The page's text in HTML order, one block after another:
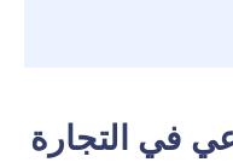
في التجارة